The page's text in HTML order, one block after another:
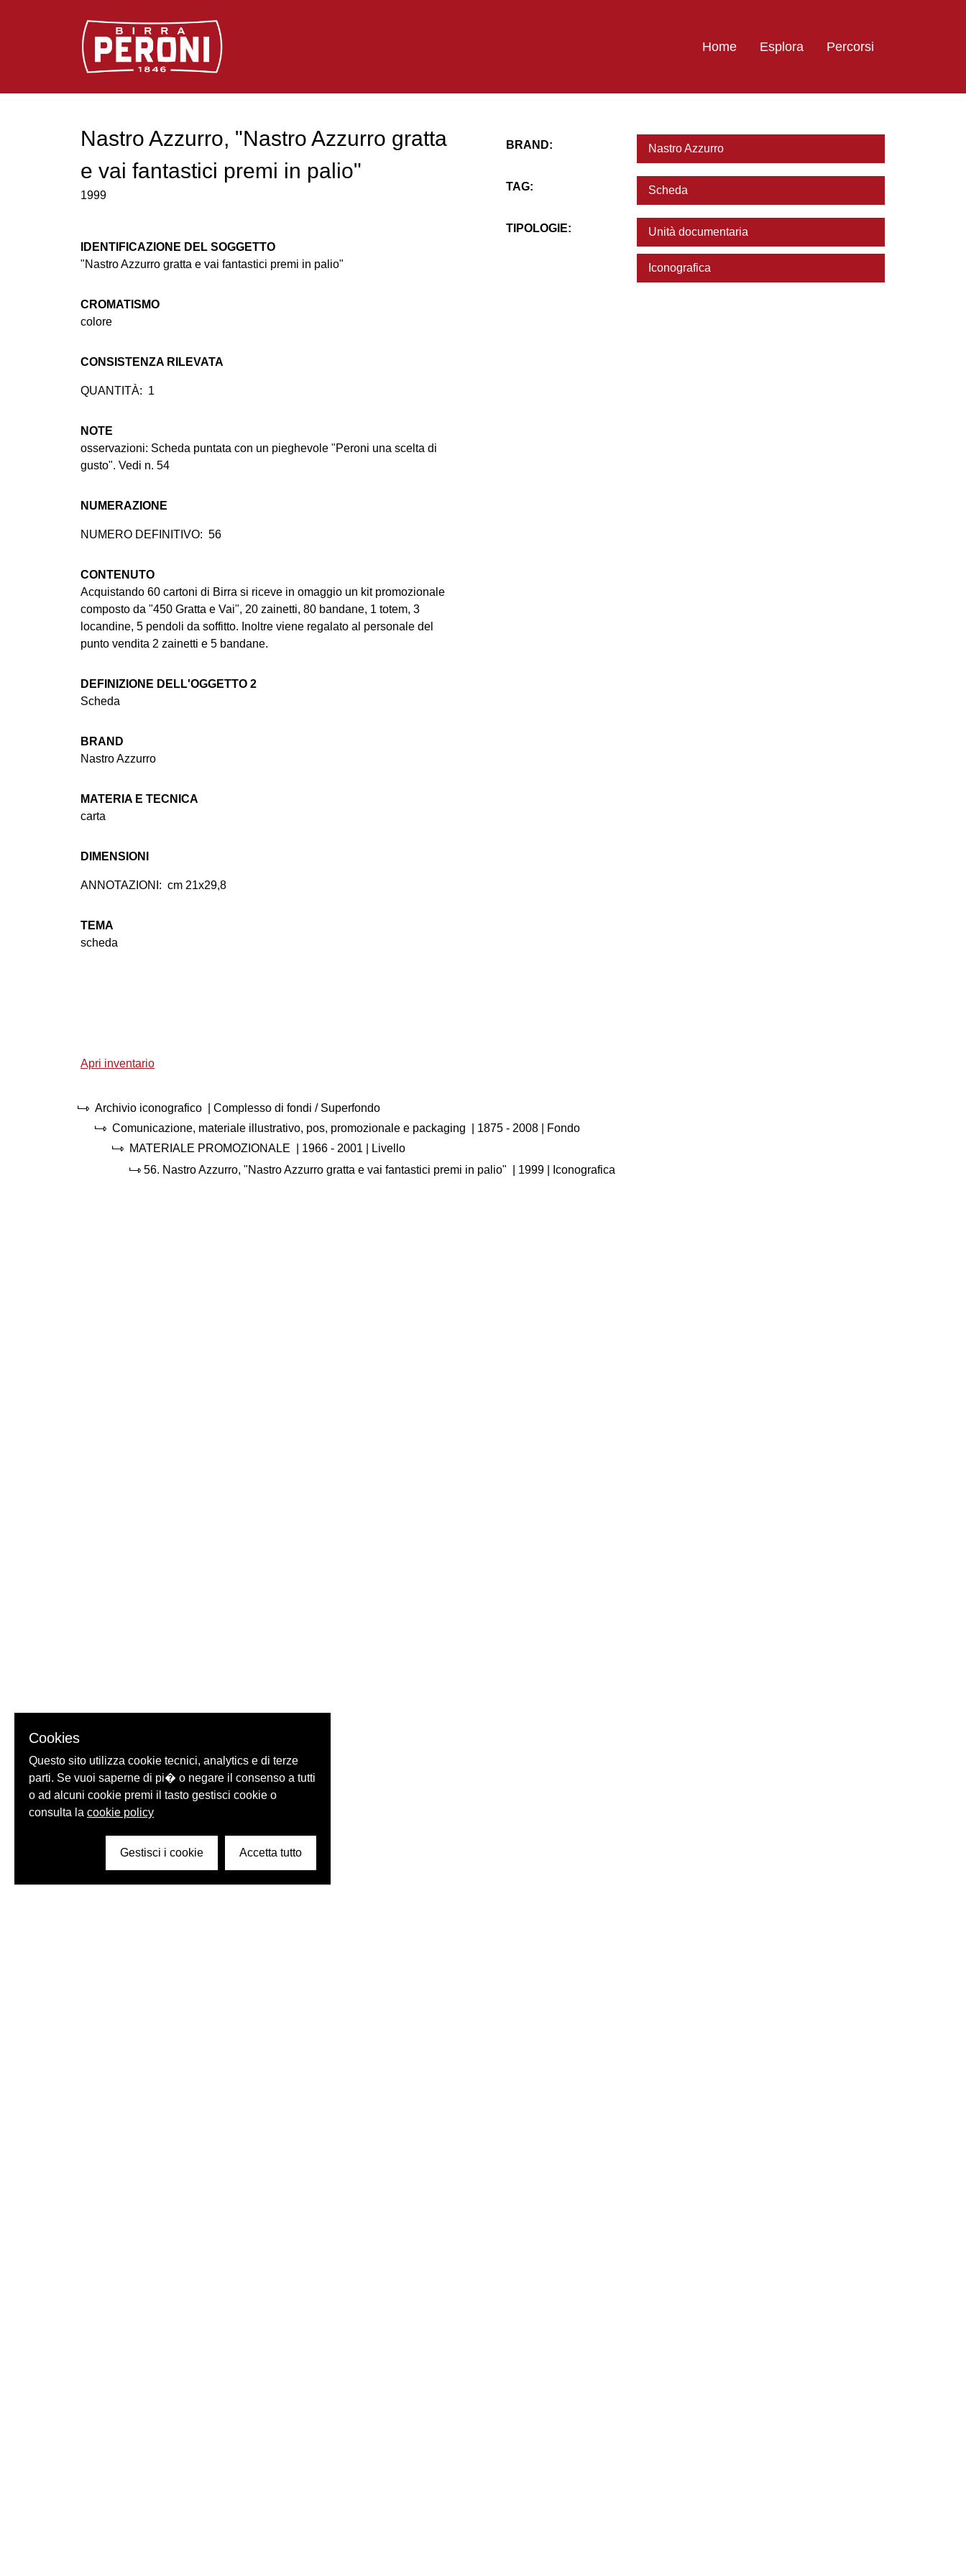
Logo Birra Peroni
Home Esplora Percorsi
Nastro Azzurro, "Nastro Azzurro gratta
e vai fantastici premi in palio"
1999
IDENTIFICAZIONE DEL SOGGETTO
"Nastro Azzurro gratta e vai fantastici premi in palio"
CROMATISMO
colore
CONSISTENZA RILEVATA
QUANTITÀ: 1
NOTE
osservazioni: Scheda puntata con un pieghevole "Peroni una scelta di
gusto". Vedi n. 54
NUMERAZIONE
NUMERO DEFINITIVO: 56
CONTENUTO
Acquistando 60 cartoni di Birra si riceve in omaggio un kit promozionale
composto da "450 Gratta e Vai", 20 zainetti, 80 bandane, 1 totem, 3
locandine, 5 pendoli da soffitto. Inoltre viene regalato al personale del
punto vendita 2 zainetti e 5 bandane.
DEFINIZIONE DELL'OGGETTO 2
Scheda
BRAND
Nastro Azzurro
MATERIA E TECNICA
carta
DIMENSIONI
ANNOTAZIONI: cm 21x29,8
TEMA
scheda
BRAND: Nastro Azzurro
TAG: Scheda
TIPOLOGIE: Unità documentaria
Iconografica
Apri inventario
Archivio iconografico
| Complesso di fondi / Superfondo
Comunicazione, materiale illustrativo, pos, promozionale e packaging
1875 - 2008
| Fondo
MATERIALE PROMOZIONALE
1966 - 2001
| Livello
56. Nastro Azzurro, "Nastro Azzurro gratta e vai fantastici premi in palio" 1999 | Iconografica
Cookies
Questo sito utilizza cookie tecnici, analytics e di terze
parti. Se vuoi saperne di pi� o negare il consenso a tutti
o ad alcuni cookie premi il tasto gestisci cookie o
consulta la cookie policy
Gestisci i cookie Accetta tutto